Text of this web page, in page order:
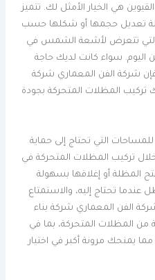
هي الخيار الأمثل لك. تتميز
تعديل حجمها أو شكلها حسب
التي تتعرض لأشعة الشمس في
اليوم. سواء كانت لديك حاجة
شركة الفن المعماري شركة
المظلات المتحركة بجودة
التي تحتاج إلى حماية
تركيب المظلات المتحركة في
المظلة أو إغلاقها بسهولة
عندما تحتاج إليه، والاستمتاع
الفن المعماري شركة بناء
من المظلات المتحركة، بما في
يمنحك مرونة أكبر في اختيار